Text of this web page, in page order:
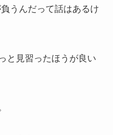
うんだって話はあるけ
と見習ったほうが良い